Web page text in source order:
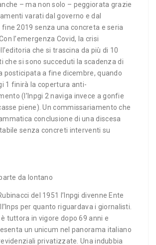
– ma non solo – peggiorata grazie
varati dal governo e dal
fine 2019 senza una concreta e seria
l’emergenza Covid, la crisi
che si trascina da più di 10
che si sono succeduti la scadenza di
posticipata a fine dicembre, quando
1 finirà la copertura anti-
(l’Inpgi 2 naviga invece a gonfie
piene). Un commissariamento che
conclusione di una discesa
senza concreti interventi su
da lontano
del 1951 l’Inpgi divenne Ente
per quanto riguardava i giornalisti.
tuttora in vigore dopo 69 anni e
un unicum nel panorama italiano
privatizzate. Una indubbia